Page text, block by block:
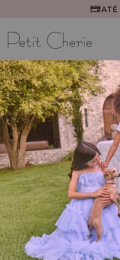
6XSEM
Início VESTIDO COM